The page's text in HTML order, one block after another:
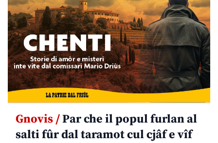
Gnovis /Par che il popul furlan al
salti fûr dal taramot cul cjâf e vîf